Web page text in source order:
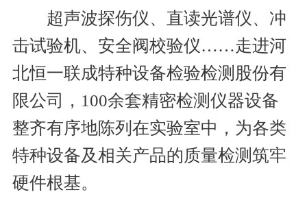
超声波探伤仪、直读光谱仪、冲
击试验机、安全阀校验仪……走进河
北恒一联成特种设备检验检测股份有
限公司，100余套精密检测仪器设备
整齐有序地陈列在实验室中，为各类
特种设备及相关产品的质量检测筑牢
硬件根基。